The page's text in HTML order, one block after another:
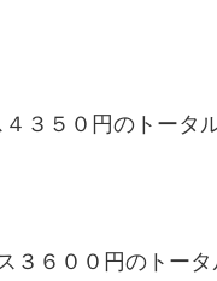
３５０円のトータ
３６００円のトータ